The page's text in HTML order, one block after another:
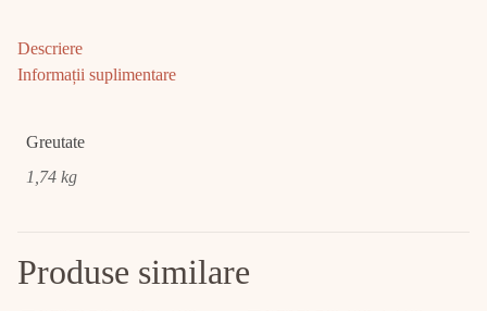
Descriere
Informații suplimentare
Greutate
1,74 kg
Produse similare